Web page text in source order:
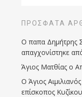
ΠΡΌΣΦΑΤΑ
Ο παπα Δημήτρης
απαγχονίστηκε
Άγιος Ματθίας ο
Ο Άγιος
επίσκοπος Κυζίκου